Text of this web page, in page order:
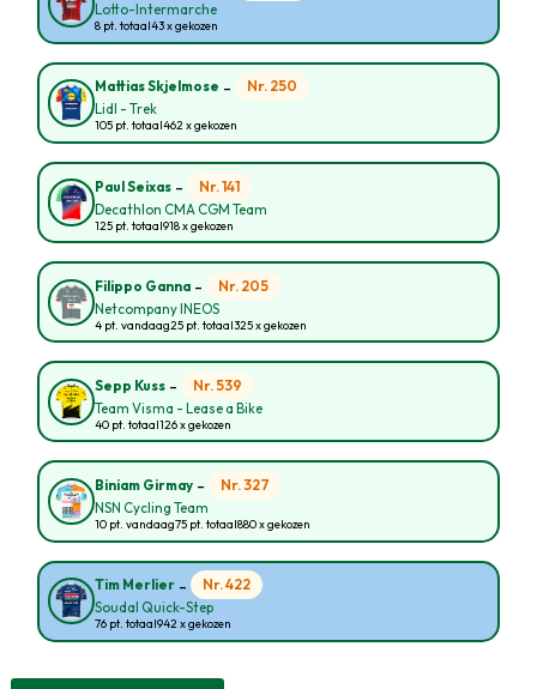
Lotto-Intermarche
8 pt. totaal43 x gekozen
Mattias Skjelmose - Nr. 250
Lidl - Trek
105 pt. totaal462 x gekozen
Paul Seixas - Nr. 141
Decathlon CMA CGM Team
125 pt. totaal918 x gekozen
Filippo Ganna - Nr. 205
Netcompany INEOS
4 pt. vandaag25 pt. totaal325 x gekozen
Sepp Kuss - Nr. 539
Team Visma - Lease a Bike
40 pt. totaal126 x gekozen
Biniam Girmay - Nr. 327
NSN Cycling Team
10 pt. vandaag75 pt. totaal880 x gekozen
Tim Merlier - Nr. 422
Soudal Quick-Step
76 pt. totaal942 x gekozen